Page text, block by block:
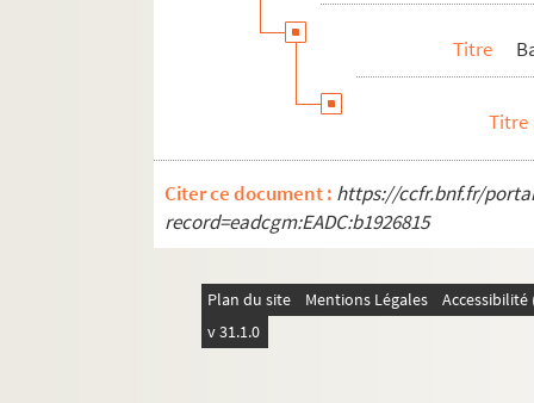
Titre
Titre
Citer ce document : https://ccfr.bnf.fr/
record=eadcgm:EADC:b1926815
Plan du site Mentions Légales
v 31.1.0